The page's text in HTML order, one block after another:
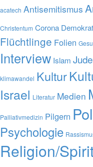
acatech Antisemitismus
Christentum Corona
Flüchtlinge Folien
Interview Islam
klimawandel Kultur
Israel Literatur Medien
Palliativmedizin Pilgern
Psychologie
Religion/